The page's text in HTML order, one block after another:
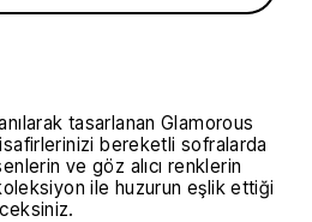
tasarlanan Glamorous
bereketli sofralarda
ve göz alıcı renklerin
ile huzurun eşlik ettiği